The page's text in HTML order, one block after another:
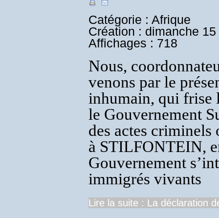
Catégorie : Afrique
Création : dimanche
Affichages : 718
Nous,
venons par le
inhumain, qui frise
le Gouvernement
des actes
à STILFONTEIN,
Gouvernement
immigrés vivants
Lire la suite : La déclaration